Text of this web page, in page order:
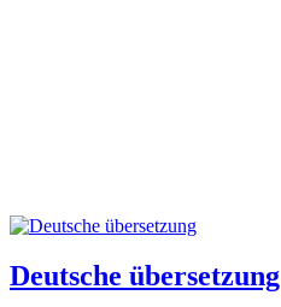
Deutsche übersetzung